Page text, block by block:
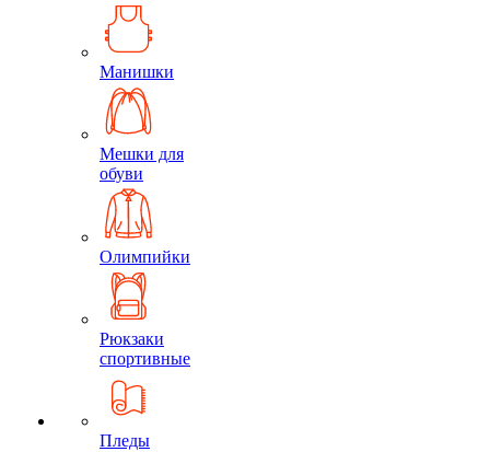
Манишки
Мешки для
обуви
Олимпийки
Рюкзаки
спортивные
Пледы